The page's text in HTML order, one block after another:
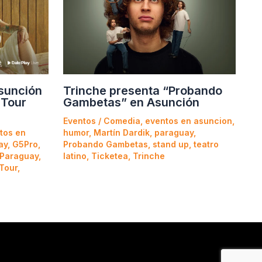
en
, G5Pro
,
,
Trinche presenta “Probando
Gambetas” en Asunción
Eventos / Comedia eventos en asuncion
humor, Martín Dardik paraguay,
Probando Gambetas stand up ,teatro
latino Ticketea Trinche